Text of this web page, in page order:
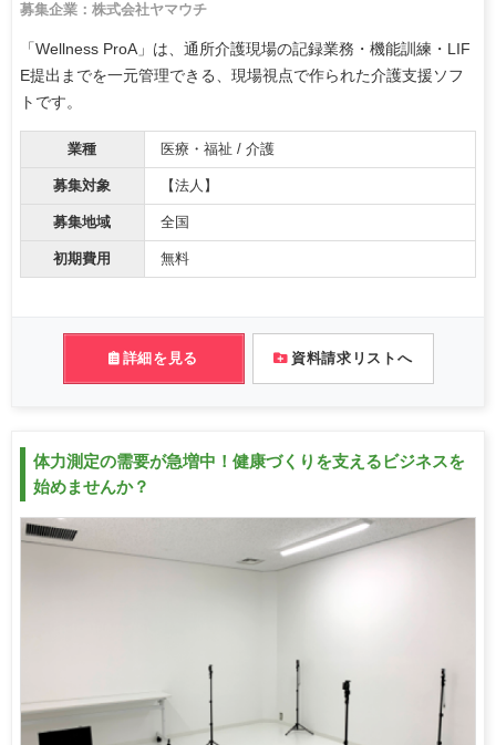
募集企業：株式会社ヤマウチ
「Wellness ProA」は、通所介護現場の記録業務・機能訓練・LIF
E提出までを一元管理できる、現場視点で作られた介護支援ソフ
トです。
業種 医療・福祉 / 介護
募集対象 【法人】
募集地域 全国
初期費用 無料
詳細を見る 資料請求リストへ
体力測定の需要が急増中！健康づくりを支えるビジネスを
始めませんか？